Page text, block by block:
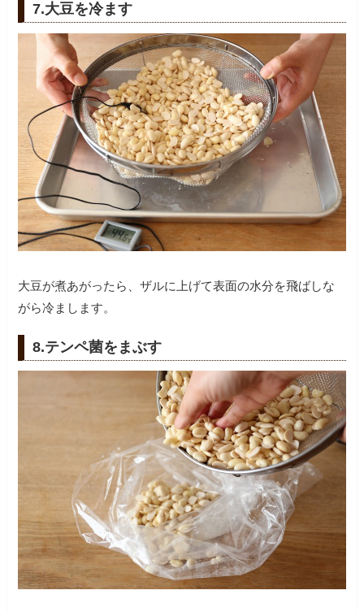
7.大豆を冷ます
大豆が煮あがったら、ザルに上げて表面の水分を飛ばしな
がら冷まします。
8.テンペ菌をまぶす